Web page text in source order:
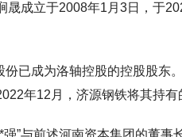
晟成立于2008年1月3日，于
已成为洛轴控股的控股股东
年12月，济源钢铁将其持有
”与前述河南资本集团的董事长